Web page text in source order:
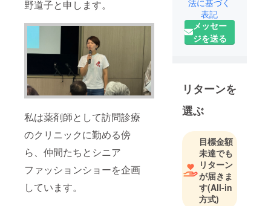
野道子と申します。
私は薬剤師として訪問診療
のクリニックに勤める傍
ら、仲間たちとシニア
ファッションショーを企画
しています。
法に基づく
表記
メッセー
ジを送る
リターンを
選ぶ
目標金額
未達でも
リターン
が届きま
す(All-in
方式)